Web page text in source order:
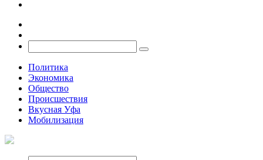
Политика
Экономика
Общество
Происшествия
Вкусная Уфа
Мобилизация